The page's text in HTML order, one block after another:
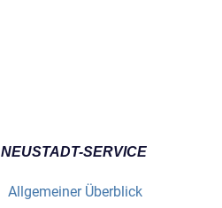
NEUSTADT-SERVICE
Allgemeiner Überblick